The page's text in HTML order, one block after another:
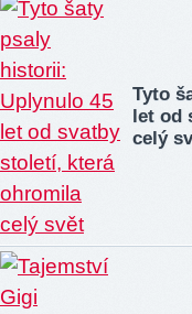
Tyto
let od
celý